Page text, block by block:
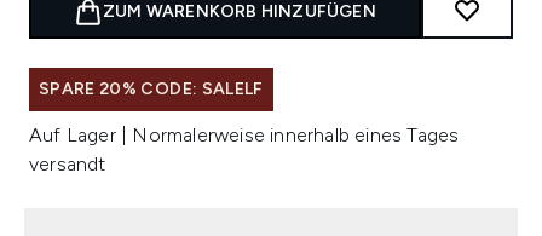
ZUM WARENKORB HINZUFÜGEN
SPARE 20% CODE: SALELF
Auf Lager | Normalerweise innerhalb eines Tages
versandt